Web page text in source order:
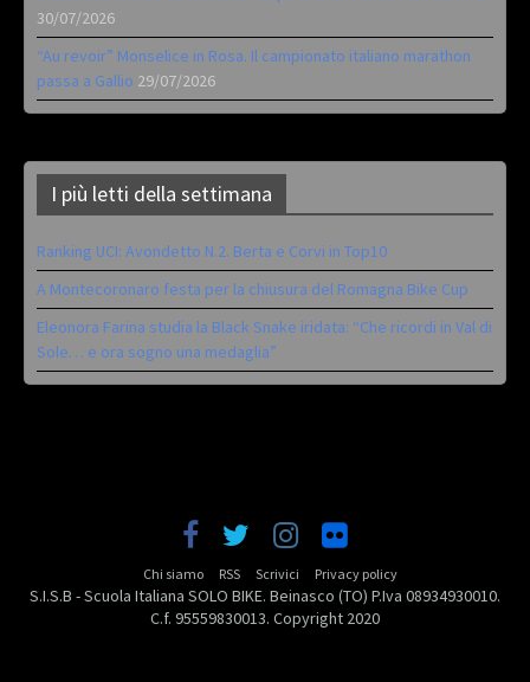
30/07/2026
“Au revoir” Monselice in Rosa. Il campionato italiano marathon
passa a Gallio 29/07/2026
I più letti della settimana
Ranking UCI: Avondetto N.2. Berta e Corvi in Top10
A Montecoronaro festa per la chiusura del Romagna Bike Cup
Eleonora Farina studia la Black Snake iridata: “Che ricordi in Val di
Sole… e ora sogno una medaglia”
Chi siamo RSS Scrivici Privacy policy
S.I.S.B - Scuola Italiana SOLO BIKE. Beinasco (TO) P.Iva 08934930010.
C.f. 95559830013. Copyright 2020